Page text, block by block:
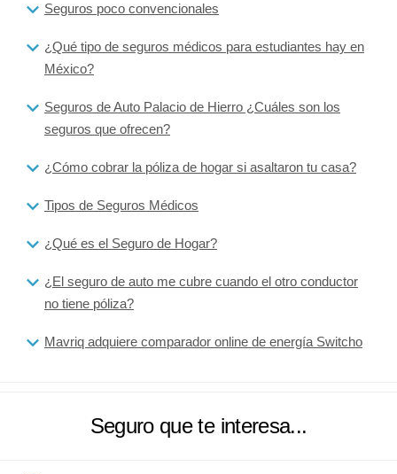
Seguros poco convencionales
¿Qué tipo de seguros médicos para estudiantes hay en
México?
Seguros de Auto Palacio de Hierro ¿Cuáles son los
seguros que ofrecen?
¿Cómo cobrar la póliza de hogar si asaltaron tu casa?
Tipos de Seguros Médicos
¿Qué es el Seguro de Hogar?
¿El seguro de auto me cubre cuando el otro conductor
no tiene póliza?
Mavriq adquiere comparador online de energía Switcho
Seguro que te interesa...